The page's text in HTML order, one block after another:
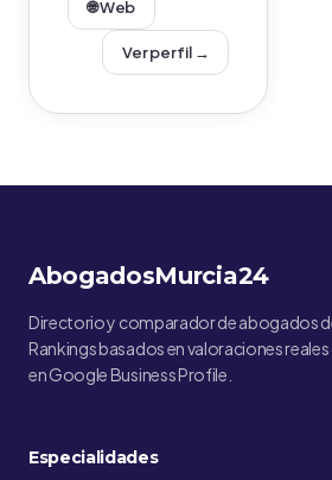
🌐 Web
Ver perfil →
AbogadosMurcia24
Directorio y comparador de abogados
Rankings basados en valoraciones
en Google Business Profile.
Especialidades